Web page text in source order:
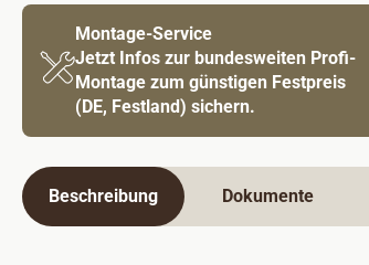
Montage-Service
Jetzt Infos zur bundesweiten Profi-
Montage zum günstigen Festpreis
(DE, Festland) sichern.
Beschreibung Dokumente